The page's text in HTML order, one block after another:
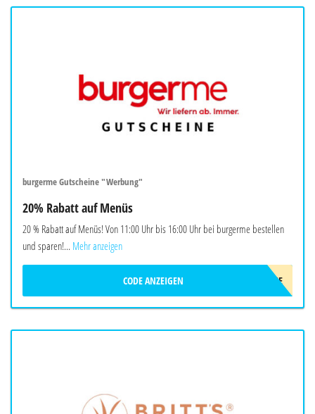
burgerme Gutscheine "Werbung"
20% Rabatt auf Menüs
20 % Rabatt auf Menüs! Von 11:00 Uhr bis 16:00 Uhr bei burgerme bestellen
und sparen!... Mehr anzeigen
LUNCHME
CODE ANZEIGEN